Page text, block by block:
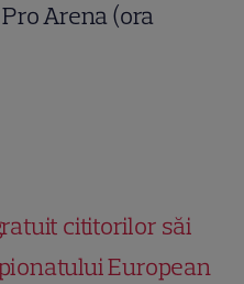
Arena (ora
cititorilor săi
European